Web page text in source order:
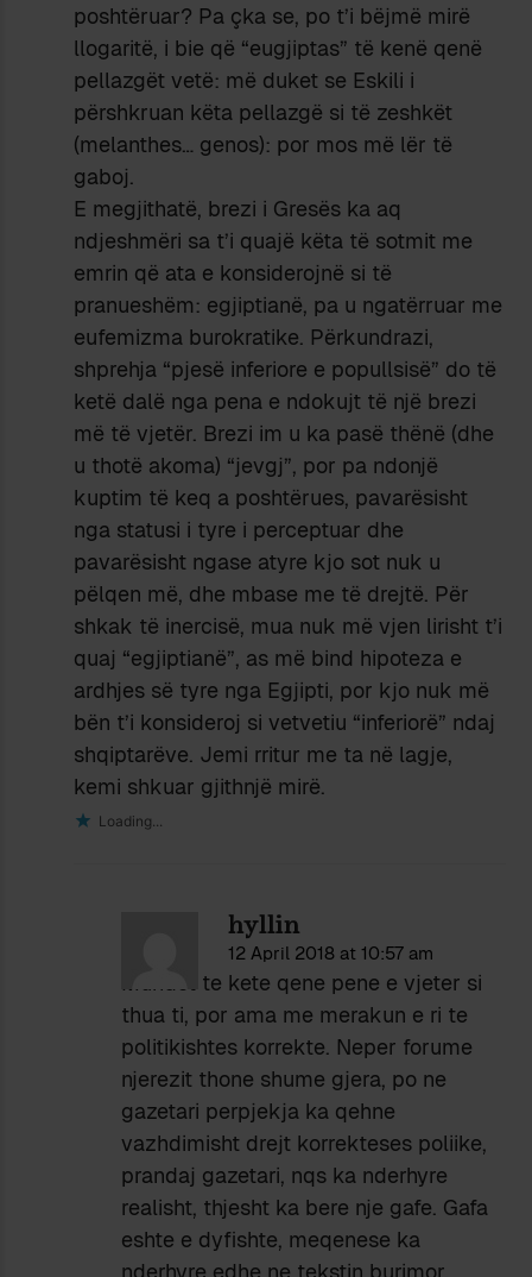
poshtëruar? Pa çka se, po t’i bëjmë mirë
llogaritë, i bie që “eugjiptas” të kenë qenë
pellazgët vetë: më duket se Eskili i
përshkruan këta pellazgë si të zeshkët
(melanthes… genos): por mos më lër të
gaboj.
E megjithatë, brezi i Gresës ka aq
ndjeshmëri sa t’i quajë këta të sotmit me
emrin që ata e konsiderojnë si të
pranueshëm: egjiptianë, pa u ngatërruar me
eufemizma burokratike. Përkundrazi,
shprehja “pjesë inferiore e popullsisë” do të
ketë dalë nga pena e ndokujt të një brezi
më të vjetër. Brezi im u ka pasë thënë (dhe
u thotë akoma) “jevgj”, por pa ndonjë
kuptim të keq a poshtërues, pavarësisht
nga statusi i tyre i perceptuar dhe
pavarësisht ngase atyre kjo sot nuk u
pëlqen më, dhe mbase me të drejtë. Për
shkak të inercisë, mua nuk më vjen lirisht t’i
quaj “egjiptianë”, as më bind hipoteza e
ardhjes së tyre nga Egjipti, por kjo nuk më
bën t’i konsideroj si vetvetiu “inferiorë” ndaj
shqiptarëve. Jemi rritur me ta në lagje,
kemi shkuar gjithnjë mirë.
Loading...
hyllin
12 April 2018 at 10:57 am
Mundet te kete qene pene e vjeter si
thua ti, por ama me merakun e ri te
politikishtes korrekte. Neper forume
njerezit thone shume gjera, po ne
gazetari perpjekja ka qehne
vazhdimisht drejt korrekteses poliike,
prandaj gazetari, nqs ka nderhyre
realisht, thjesht ka bere nje gafe. Gafa
eshte e dyfishte, meqenese ka
nderhyre edhe ne tekstin burimor.